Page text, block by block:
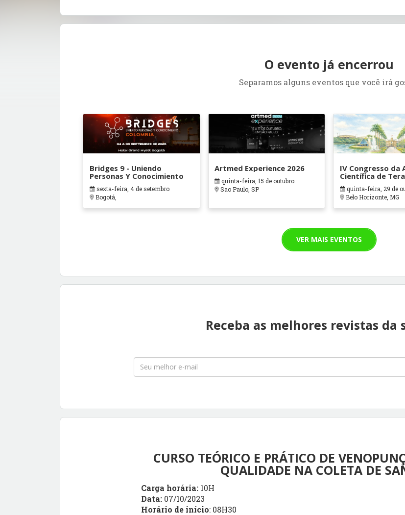
O evento já encerrou
Separamos alguns eventos que você irá
Bridges 9 - Uniendo
Personas Y Conocimiento
sexta-feira, 4 de setembro
Bogotá,
Artmed Experience 2026
quinta-feira, 15 de outubro
Sao Paulo, SP
IV Congresso da
Científica de
Ocupacional em
Hospitalares e
Paliativos -
quinta-feira, 29 de
Belo Horizonte, MG
VER MAIS EVENTOS
Receba as melhores revistas da
CURSO TEÓRICO E PRÁTICO DE
QUALIDADE NA COLETA DE
Carga horária: 10H
Data: 07/10/2023
Horário de início: 08H30